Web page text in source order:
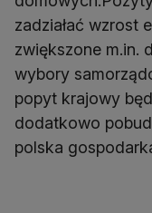
zadziałać wzrost
zwiększone m.in.
wybory
popyt krajowy
dodatkowo
polska